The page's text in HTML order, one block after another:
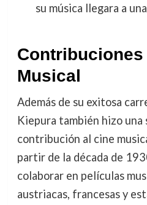
su música llegara a
Contribuciones
Musical
Además de su exitosa
Kiepura también hizo
contribución al cine
partir de la década de
colaborar en películas
austriacas, francesas y